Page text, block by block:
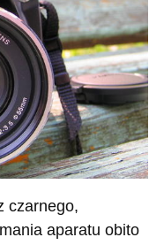
czarnego,
aparatu obito